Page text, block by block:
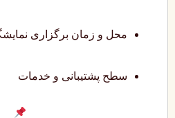
محل و زمان برگزاری
سطح پشتیبانی و خدمات